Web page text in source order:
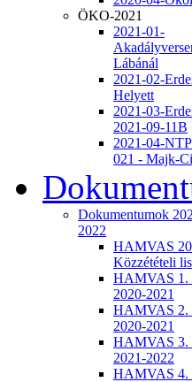
ÖKO-2021
2021-01-
Lábánál
2021-02-
Helyett
2021-03-
2021-09-11B
2021-04-
021 - Majk-
Dokumentumok
2022
HAMVAS
Közzétételi
HAMVAS 1.
2020-2021
HAMVAS 2.
2020-2021
HAMVAS 3.
2021-2022
HAMVAS 4.